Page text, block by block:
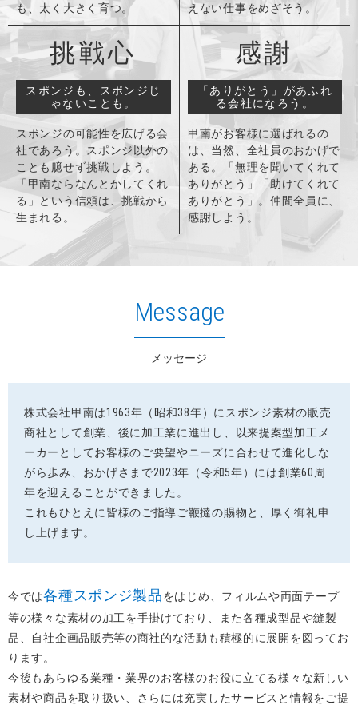
も、太く大きく育つ。
えない仕事をめざそう。
挑戦心
スポンジも、スポンジじ
ゃないことも。
スポンジの可能性を広げる会
社であろう。スポンジ以外の
ことも臆せず挑戦しよう。
「甲南ならなんとかしてくれ
る」という信頼は、挑戦から
生まれる。
感謝
「ありがとう」があふれ
る会社になろう。
甲南がお客様に選ばれるの
は、当然、全社員のおかげで
ある。
「無理を聞いてくれて
ありがとう」「助けてくれて
ありがとう」。仲間全員に、
感謝しよう。
Message
メッセージ
株式会社甲南は1963年（昭和38年）にスポンジ素材の販売
商社として創業、後に加工業に進出し、以来提案型加工メ
ーカーとしてお客様のご要望やニーズに合わせて進化しな
がら歩み、おかげさまで2023年（令和5年）には創業60周
年を迎えることができました。
これもひとえに皆様のご指導ご鞭撻の賜物と、厚く御礼申
し上げます。
今では各種スポンジ製品をはじめ、フィルムや両面テープ
等の様々な素材の加工を手掛けており、また各種成型品や縫製
品、自社企画品販売等の商社的な活動も積極的に展開を図ってお
ります。
今後もあらゆる業種・業界のお客様のお役に立てる様々な新しい
素材や商品を取り扱い、さらには充実したサービスと情報をご提